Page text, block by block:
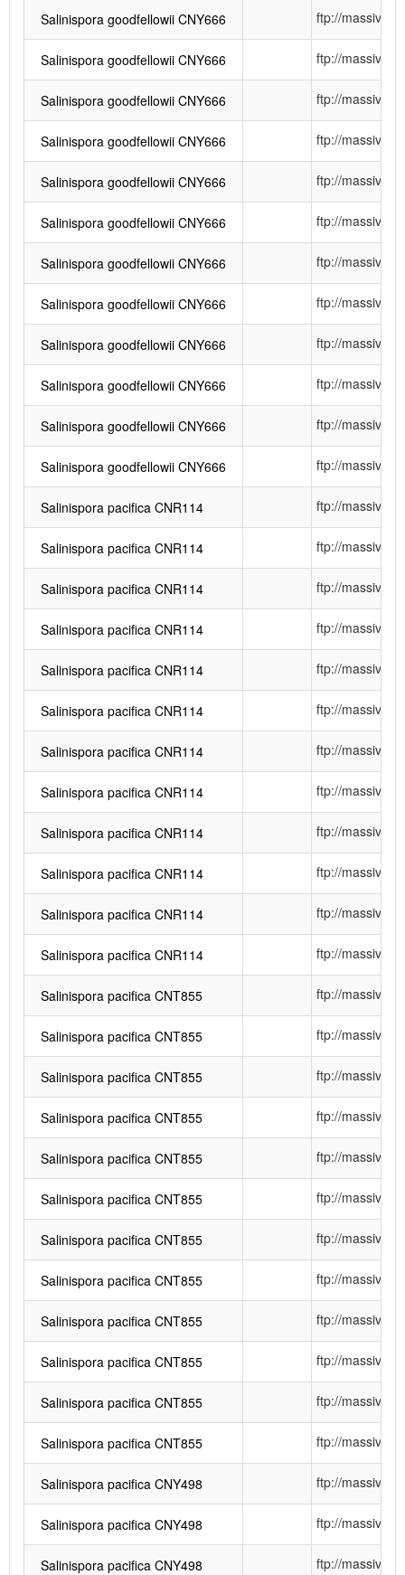
Salinispora goodfellowii CNY666 ftp://
Salinispora goodfellowii CNY666 ftp://
Salinispora goodfellowii CNY666 ftp://
Salinispora goodfellowii CNY666 ftp://
Salinispora goodfellowii CNY666 ftp://
Salinispora goodfellowii CNY666 ftp://
Salinispora goodfellowii CNY666 ftp://
Salinispora goodfellowii CNY666 ftp://
Salinispora goodfellowii CNY666 ftp://
Salinispora goodfellowii CNY666 ftp://
Salinispora goodfellowii CNY666 ftp://
Salinispora goodfellowii CNY666 ftp://
Salinispora pacifica CNR114 ftp://
Salinispora pacifica CNR114 ftp://
Salinispora pacifica CNR114 ftp://
Salinispora pacifica CNR114 ftp://
Salinispora pacifica CNR114 ftp://
Salinispora pacifica CNR114 ftp://
Salinispora pacifica CNR114 ftp://
Salinispora pacifica CNR114 ftp://
Salinispora pacifica CNR114 ftp://
Salinispora pacifica CNR114 ftp://
Salinispora pacifica CNR114 ftp://
Salinispora pacifica CNR114 ftp://
Salinispora pacifica CNT855 ftp://
Salinispora pacifica CNT855 ftp://
Salinispora pacifica CNT855 ftp://
Salinispora pacifica CNT855 ftp://
Salinispora pacifica CNT855 ftp://
Salinispora pacifica CNT855 ftp://
Salinispora pacifica CNT855 ftp://
Salinispora pacifica CNT855 ftp://
Salinispora pacifica CNT855 ftp://
Salinispora pacifica CNT855 ftp://
Salinispora pacifica CNT855 ftp://
Salinispora pacifica CNT855 ftp://
Salinispora pacifica CNY498 ftp://
Salinispora pacifica CNY498 ftp://
Salinispora pacifica CNY498 ftp://